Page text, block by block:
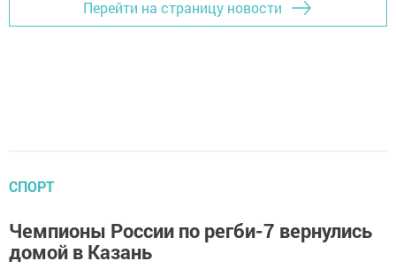
Перейти на страницу новости
СПОРТ
Чемпионы России по регби-7 вернулись
домой в Казань